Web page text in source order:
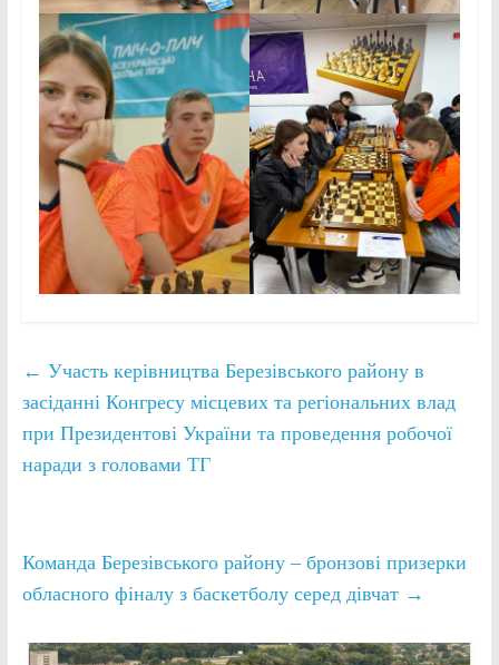
← Участь керівництва Березівського району в
засіданні Конгресу місцевих та регіональних влад
при Президентові України та проведення робочої
наради з головами ТГ
Команда Березівського району – бронзові призерки
обласного фіналу з баскетболу серед дівчат →